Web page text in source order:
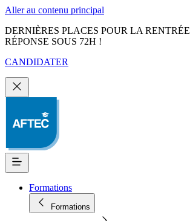
Aller au contenu principal
DERNIÈRES PLACES POUR LA
RÉPONSE SOUS 72H !
CANDIDATER
Formations
Formations